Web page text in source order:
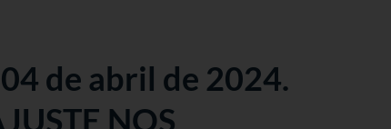
de abril de 2024.
NOS